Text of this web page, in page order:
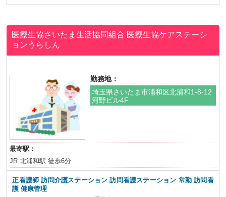
医療生協さいたま生活協同組合 医療生協ケアステーシ
ョンうらしん
勤務地：
埼玉県さいたま市浦和区北浦和1-8-12
河野ビル4F
最寄駅：
JR 北浦和駅 徒歩6分
正看護師 訪問介護ステーション 訪問看護ステーション 常勤 訪問看
護 健康管理